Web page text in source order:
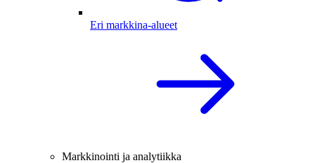
Eri markkina-alueet
Markkinointi ja analytiikka